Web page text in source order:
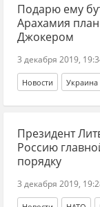
Подарю ему
Арахамия
Джокером
3 декабря 2019,
Новости Украина
народные депутаты
Президент
Россию
порядку
3 декабря 2019,